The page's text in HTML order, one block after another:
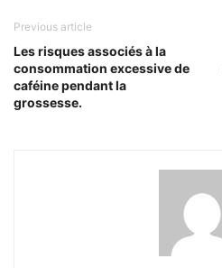
Previous article
Les risques associés à la
consommation excessive de
caféine pendant la
grossesse.